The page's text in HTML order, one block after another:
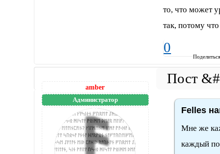
то, что может
так, потому
0
amber
Администратор
Felles
Мне же
каждый